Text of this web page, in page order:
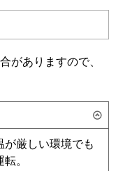
GCXA08013JXU
PA-P80T7SGNC
がありますので、
が厳しい環境でも
。